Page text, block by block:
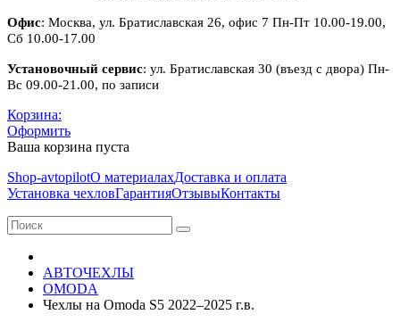
Офис: Москва, ул. Братиславская 26, офис 7 Пн-Пт 10.00-19.00,
Сб 10.00-17.00
Установочный сервис: ул. Братиславская 30 (въезд с двора) Пн-
Вс 09.00-21.00, по записи
Корзина:
Оформить
Ваша корзина пуста
Shop-avtopilotО материалахДоставка и оплата
Установка чехловГарантияОтзывыКонтакты
АВТОЧЕХЛЫ
OMODA
Чехлы на Omoda S5 2022–2025 г.в.